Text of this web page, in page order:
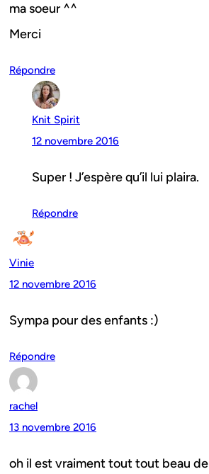
ma soeur ^^
Merci
Répondre
Knit Spirit
12 novembre 2016
Super ! J’espère qu’il lui plaira.
Répondre
Vinie
12 novembre 2016
Sympa pour des enfants :)
Répondre
rachel
13 novembre 2016
oh il est vraiment tout tout beau de